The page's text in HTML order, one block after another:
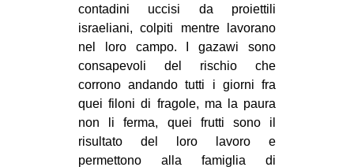
contadini uccisi da proiettili
israeliani, colpiti mentre lavorano
nel loro campo. I gazawi sono
consapevoli del rischio che
corrono andando tutti i giorni fra
quei filoni di fragole, ma la paura
non li ferma, quei frutti sono il
risultato del loro lavoro e
permettono alla famiglia di